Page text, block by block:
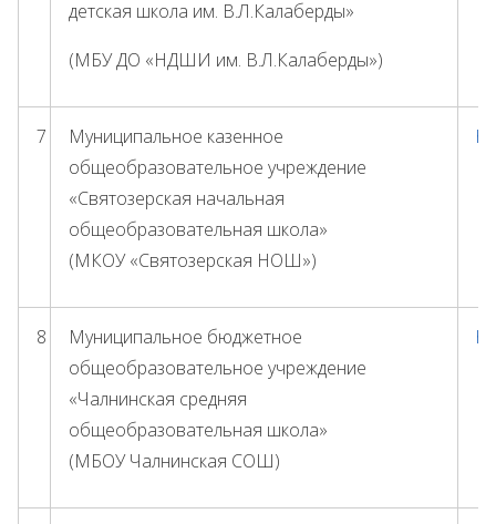
детская школа им. В.Л.Калаберды»
(МБУ ДО «НДШИ им. В.Л.Калаберды»)
7
Муниципальное казенное
общеобразовательное учреждение
«Святозерская начальная
общеобразовательная школа»
(МКОУ «Святозерская НОШ»)
8
Муниципальное бюджетное
общеобразовательное учреждение
«Чалнинская средняя
общеобразовательная школа»
(МБОУ Чалнинская СОШ)